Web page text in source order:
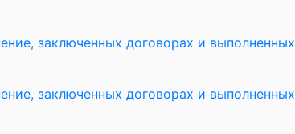
заключенных договорах и выполненных
заключенных договорах и выполненных